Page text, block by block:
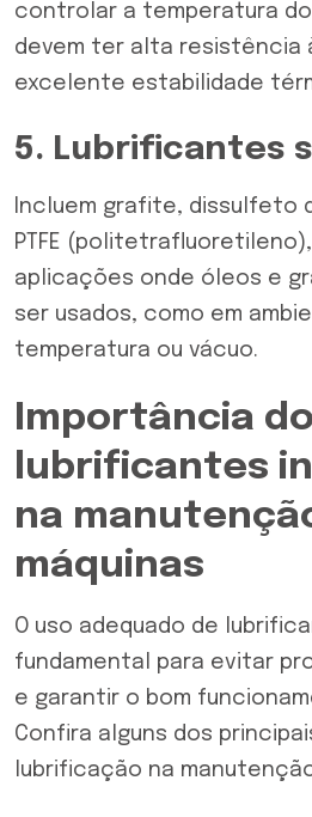
controlar a temperatura do
devem ter alta resistência
excelente estabilidade
5. Lubrificantes
Incluem grafite, dissulfeto
PTFE
aplicações onde óleos e
ser usados, como em
temperatura ou vácuo.
Importância
lubrificantes
na
máquinas
O uso adequado de
fundamental para evitar
e garantir o bom
Confira alguns dos
lubrificação na